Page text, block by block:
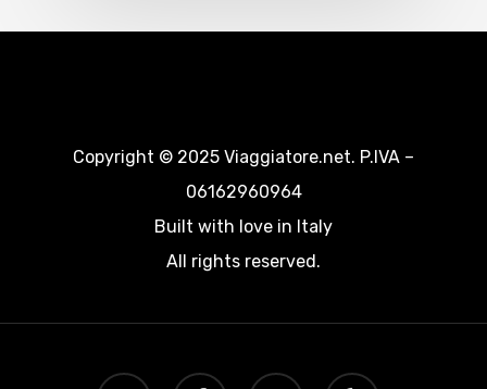
Copyright © 2025 Viaggiatore.net. P.IVA –
06162960964
Built with love in Italy
All rights reserved.
twitter facebook google- yelp